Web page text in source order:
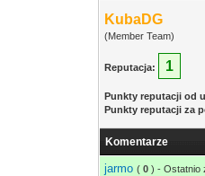
KubaDG
(Member Team)
Reputacja: 1
Punkty reputacji od
Punkty reputacji za
Komentarze
jarmo ( 0 ) - Ostatnio